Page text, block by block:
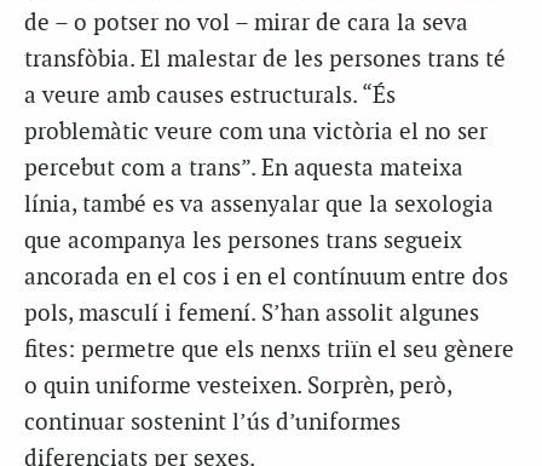
de – o potser no vol – mirar de cara la seva
transfòbia. El malestar de les persones trans té
a veure amb causes estructurals. “És
problemàtic veure com una victòria el no ser
percebut com a trans”. En aquesta mateixa
línia, també es va assenyalar que la sexologia
que acompanya les persones trans segueix
ancorada en el cos i en el contínuum entre dos
pols, masculí i femení. S’han assolit algunes
fites: permetre que els nenxs triïn el seu gènere
o quin uniforme vesteixen. Sorprèn, però,
continuar sostenint l’ús d’uniformes
diferenciats per sexes.